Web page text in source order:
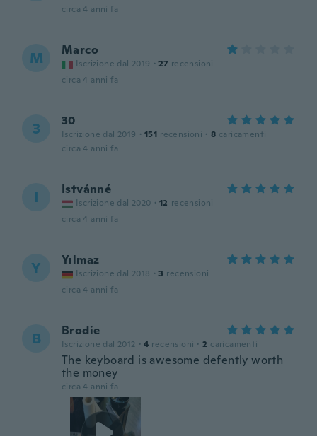
circa 4 anni fa
M Marco
Iscrizione dal 2019 · 27 recensioni
circa 4 anni fa
3 30
Iscrizione dal 2019 · 151 recensioni · 8 caricamenti
circa 4 anni fa
I Istvánné
Iscrizione dal 2020 · 12 recensioni
circa 4 anni fa
Y Yılmaz
Iscrizione dal 2018 · 3 recensioni
circa 4 anni fa
B Brodie
Iscrizione dal 2012 · 4 recensioni · 2 caricamenti
The keyboard is awesome defently worth
the money
circa 4 anni fa